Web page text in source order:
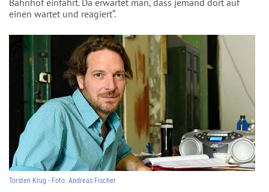
einen wartet und reagiert“.
Torsten Krug - Foto: Andreas Fischer